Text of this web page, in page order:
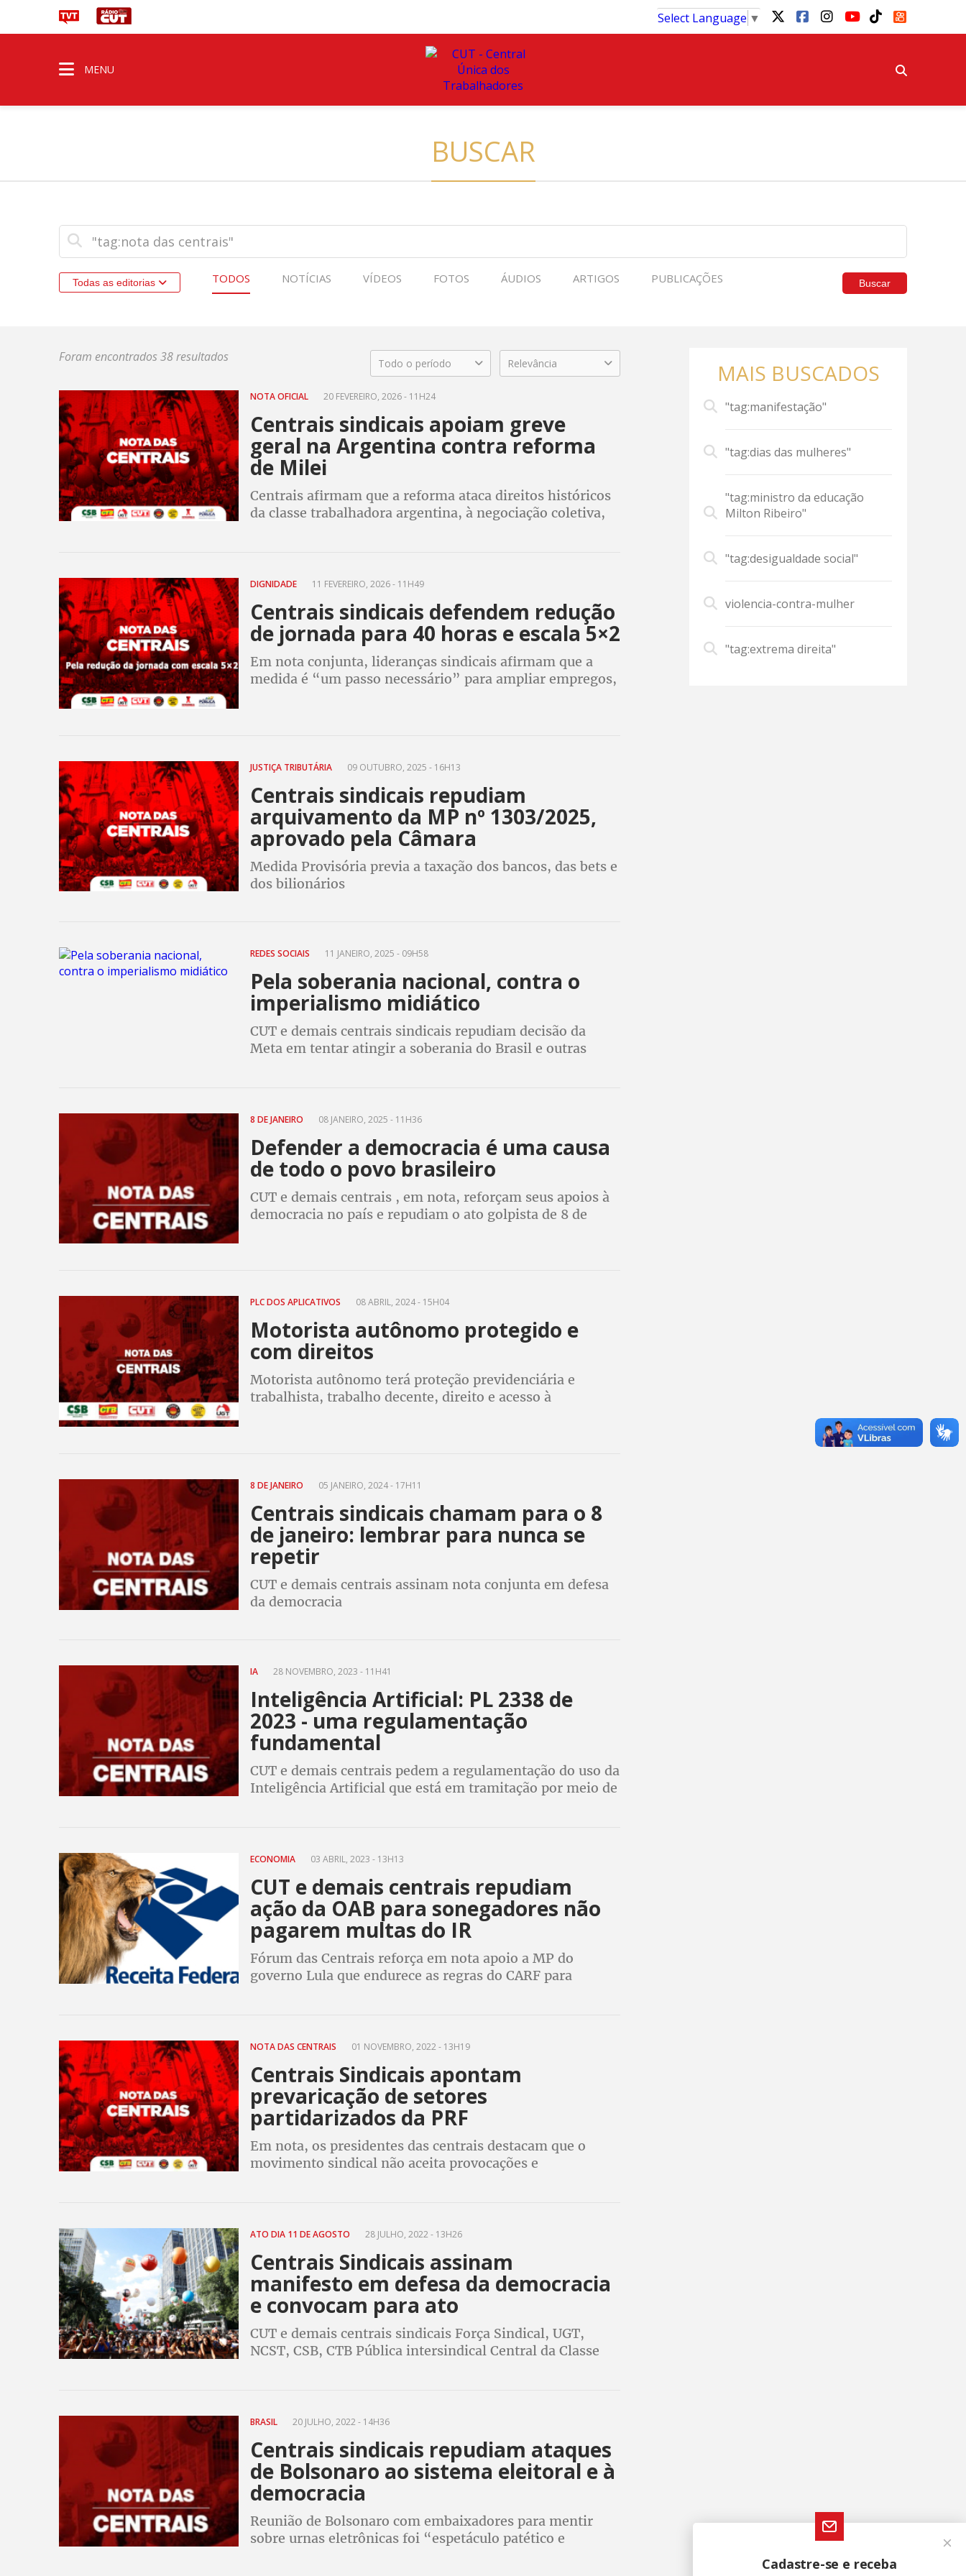
Select Language ▼
MENU
BUSCAR
Todas as editorias TODOS NOTÍCIAS VÍDEOS FOTOS ÁUDIOS ARTIGOS PUBLICAÇÕES Buscar
Foram encontrados 38 resultados Todo o período Relevância
NOTA OFICIAL 20 FEVEREIRO, 2026 - 11H24
Centrais sindicais apoiam greve
geral na Argentina contra reforma
de Milei
Centrais afirmam que a reforma ataca direitos históricos
da classe trabalhadora argentina, à negociação coletiva,
DIGNIDADE 11 FEVEREIRO, 2026 - 11H49
Centrais sindicais defendem redução
de jornada para 40 horas e escala 5×2
Em nota conjunta, lideranças sindicais afirmam que a
medida é “um passo necessário” para ampliar empregos,
JUSTIÇA TRIBUTÁRIA 09 OUTUBRO, 2025 - 16H13
Centrais sindicais repudiam
arquivamento da MP nº 1303/2025,
aprovado pela Câmara
Medida Provisória previa a taxação dos bancos, das bets e
dos bilionários
REDES SOCIAIS 11 JANEIRO, 2025 - 09H58
Pela soberania nacional, contra o
imperialismo midiático
CUT e demais centrais sindicais repudiam decisão da
Meta em tentar atingir a soberania do Brasil e outras
8 DE JANEIRO 08 JANEIRO, 2025 - 11H36
Defender a democracia é uma causa
de todo o povo brasileiro
CUT e demais centrais , em nota, reforçam seus apoios à
democracia no país e repudiam o ato golpista de 8 de
PLC DOS APLICATIVOS 08 ABRIL, 2024 - 15H04
Motorista autônomo protegido e
com direitos
Motorista autônomo terá proteção previdenciária e
trabalhista, trabalho decente, direito e acesso à
8 DE JANEIRO 05 JANEIRO, 2024 - 17H11
Centrais sindicais chamam para o 8
de janeiro: lembrar para nunca se
repetir
CUT e demais centrais assinam nota conjunta em defesa
da democracia
IA 28 NOVEMBRO, 2023 - 11H41
Inteligência Artificial: PL 2338 de
2023 - uma regulamentação
fundamental
CUT e demais centrais pedem a regulamentação do uso da
Inteligência Artificial que está em tramitação por meio de
ECONOMIA 03 ABRIL, 2023 - 13H13
CUT e demais centrais repudiam
ação da OAB para sonegadores não
pagarem multas do IR
Fórum das Centrais reforça em nota apoio a MP do
governo Lula que endurece as regras do CARF para
NOTA DAS CENTRAIS 01 NOVEMBRO, 2022 - 13H19
Centrais Sindicais apontam
prevaricação de setores
partidarizados da PRF
Em nota, os presidentes das centrais destacam que o
movimento sindical não aceita provocações e
ATO DIA 11 DE AGOSTO 28 JULHO, 2022 - 13H26
Centrais Sindicais assinam
manifesto em defesa da democracia
e convocam para ato
CUT e demais centrais sindicais Força Sindical, UGT,
NCST, CSB, CTB Pública intersindical Central da Classe
BRASIL 20 JULHO, 2022 - 14H36
Centrais sindicais repudiam ataques
de Bolsonaro ao sistema eleitoral e à
democracia
Reunião de Bolsonaro com embaixadores para mentir
sobre urnas eletrônicas foi “espetáculo patético e
MAIS BUSCADOS
"tag:manifestação"
"tag:dias das mulheres"
"tag:ministro da educação
Milton Ribeiro"
"tag:desigualdade social"
violencia-contra-mulher
"tag:extrema direita"
Cadastre-se e receba